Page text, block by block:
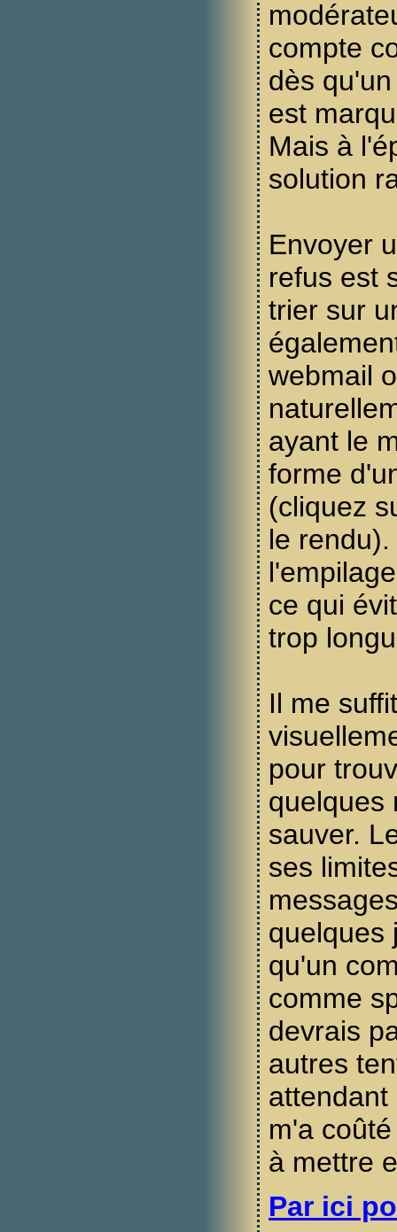
compte
dès
est
Mais à
solution
Envoyer
refus est
trier sur
webmail
ayant le
forme
(cliquez
le
ce qui
trop
Il me
pour
quelques
sauver.
ses
quelques
qu'un
comme
devrais
autres
m'a
à mettre
Par ici